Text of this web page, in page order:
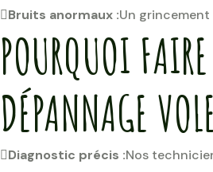
Bruits anormaux :Un
POURQUOI
DÉPANNAGE
Diagnostic précis :Nos